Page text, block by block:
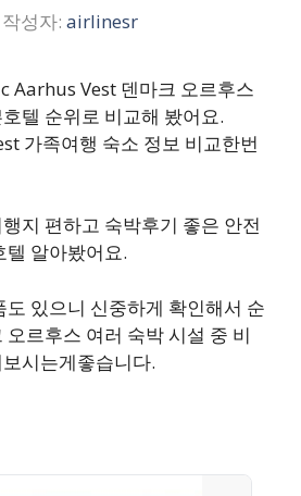
작성자: airlinesr
Aarhus Vest 덴마크 오르후스
텔 순위로 비교해 봤어요.
가족여행 숙소 정보 비교한번
지 편하고 숙박후기 좋은 안전
텔 알아봤어요.
도 있으니 신중하게 확인해서 순
르후스 여러 숙박 시설 중 비
시는게좋습니다.